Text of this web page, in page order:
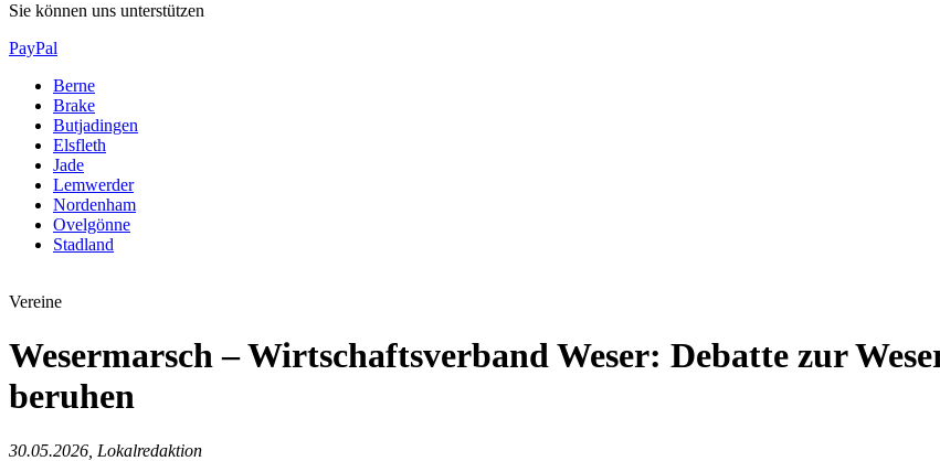
Sie können uns unterstützen
PayPal
Berne
Brake
Butjadingen
Elsfleth
Jade
Lemwerder
Nordenham
Ovelgönne
Stadland
Vereine
Wesermarsch – Wirtschaftsverband Weser: Debatte zur
beruhen
30.05.2026, Lokalredaktion